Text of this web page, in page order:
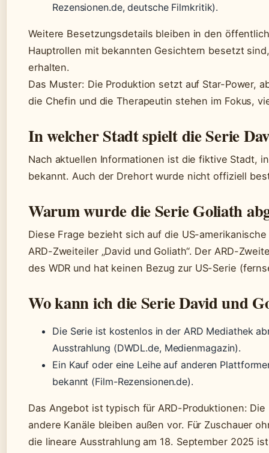
Rezensionen.de, deutsche Filmkritik).
Weitere Besetzungsdetails bleiben in den
Hauptrollen mit bekannten Gesichtern besetzt
erhalten.
Das Muster: Die Produktion setzt auf Star-Power,
die Chefin und die Therapeutin stehen im Fokus,
In welcher Stadt spielt die Serie
Nach aktuellen Informationen ist die fiktive Stadt,
bekannt. Auch der Drehort wurde nicht offiziell
Warum wurde die Serie Goliath
Diese Frage bezieht sich auf die US-
ARD-Zweiteiler „David und Goliath“. Der ARD-
des WDR und hat keinen Bezug zur US-Serie
Wo kann ich die Serie David und
Die Serie ist kostenlos in der ARD Mediathek
Ausstrahlung (DWDL.de, Medienmagazin).
Ein Kauf oder eine Leihe auf anderen
bekannt (Film-Rezensionen.de).
Das Angebot ist typisch für ARD-Produktionen:
andere Kanäle bleiben außen vor. Für Zuschauer
die lineare Ausstrahlung am 18. September 2025